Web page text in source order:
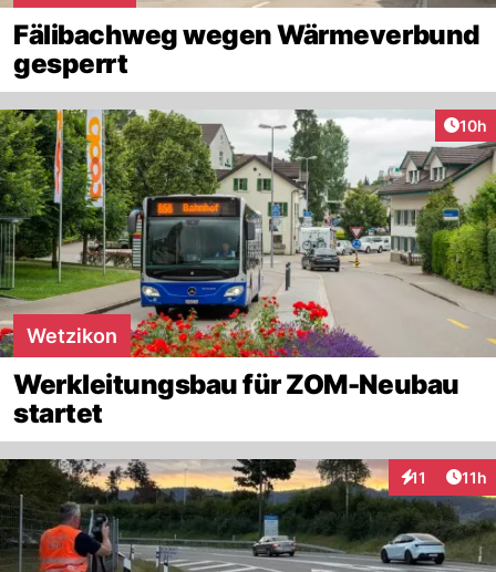
Fälibachweg wegen Wärmeverbund
gesperrt
10h
Wetzikon
Werkleitungsbau für ZOM-Neubau
startet
11
Interaktionen
11h